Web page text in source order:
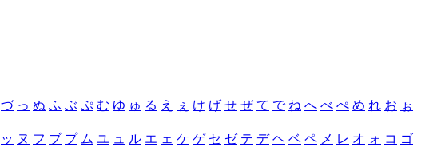
づ っ ぬ ふ ぶ ぷ む ゆ ゅ る え ぇ け げ せ ぜ て で ね へ べ ぺ め れ お ぉ
ッ ヌ フ ブ プ ム ユ ュ ル エ ェ ケ ゲ セ ゼ テ デ ヘ ベ ペ メ レ オ ォ コ ゴ